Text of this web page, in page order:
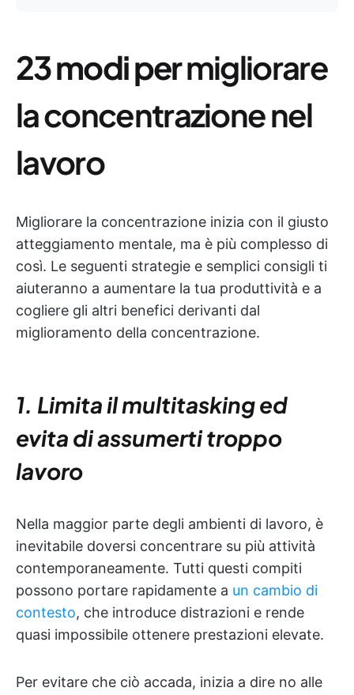
23 modi permigliorare
la concentrazione nel
lavoro
Migliorare la concentrazione inizia con il giusto
atteggiamento mentale, ma è più complesso di
così. Le seguenti strategie e semplici consigli ti
aiuteranno a aumentare la tua produttività e a
cogliere gli altri benefici derivanti dal
miglioramento della concentrazione.
1. Limita il multitasking ed
evita di assumerti troppo
lavoro
Nella maggior parte degli ambienti di lavoro, è
inevitabile doversi concentrare su più attività
contemporaneamente. Tutti questi compiti
possono portare rapidamente a un cambio di
contesto, che introduce distrazioni e rende
quasi impossibile ottenere prestazioni elevate.
Per evitare che ciò accada, inizia a dire no alle